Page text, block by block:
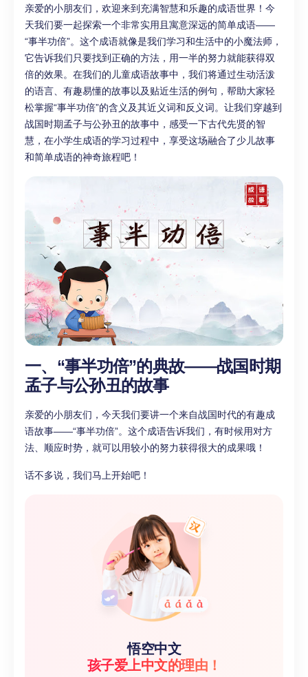
亲爱的小朋友们，欢迎来到充满智慧和乐趣的成语世界！今
天我们要一起探索一个非常实用且寓意深远的简单成语——
“事半功倍”。这个成语就像是我们学习和生活中的小魔法师，
它告诉我们只要找到正确的方法，用一半的努力就能获得双
倍的效果。在我们的儿童成语故事中，我们将通过生动活泼
的语言、有趣易懂的故事以及贴近生活的例句，帮助大家轻
松掌握“事半功倍”的含义及其近义词和反义词。让我们穿越到
战国时期孟子与公孙丑的故事中，感受一下古代先贤的智
慧，在小学生成语的学习过程中，享受这场融合了少儿故事
和简单成语的神奇旅程吧！
一、“事半功倍”的典故——战国时期
孟子与公孙丑的故事
亲爱的小朋友们，今天我们要讲一个来自战国时代的有趣成
语故事——“事半功倍”。这个成语告诉我们，有时候用对方
法、顺应时势，就可以用较小的努力获得很大的成果哦！
话不多说，我们马上开始吧！
悟空中文
孩子爱上中文的理由！